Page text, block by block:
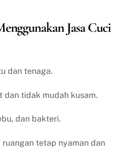
Jasa Cuci
dan tenaga.
dan tidak mudah kusam.
dan bakteri.
tetap nyaman dan